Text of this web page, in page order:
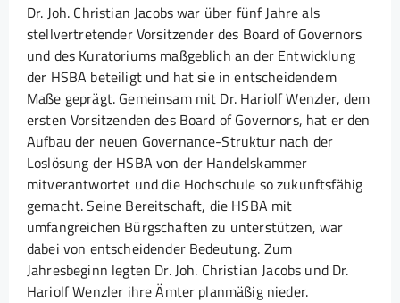
Dr. Joh. Christian Jacobs war über fünf Jahre als
stellvertretender Vorsitzender des Board of Governors
und des Kuratoriums maßgeblich an der Entwicklung
der HSBA beteiligt und hat sie in entscheidendem
Maße geprägt. Gemeinsam mit Dr. Hariolf Wenzler, dem
ersten Vorsitzenden des Board of Governors, hat er den
Aufbau der neuen Governance-Struktur nach der
Loslösung der HSBA von der Handelskammer
mitverantwortet und die Hochschule so zukunftsfähig
gemacht. Seine Bereitschaft, die HSBA mit
umfangreichen Bürgschaften zu unterstützen, war
dabei von entscheidender Bedeutung. Zum
Jahresbeginn legten Dr. Joh. Christian Jacobs und Dr.
Hariolf Wenzler ihre Ämter planmäßig nieder.